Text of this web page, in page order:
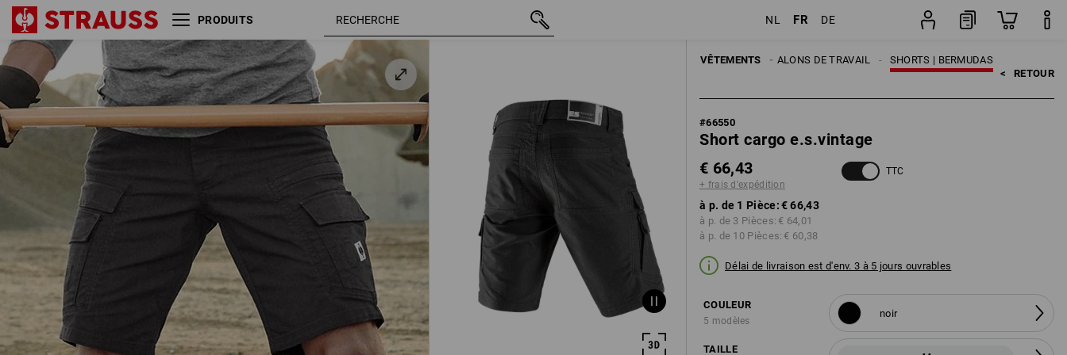
PRODUITS NL FR DE
VÊTEMENTS SHORTS | BERMUDAS
PANTALONS DE TRAVAIL
HOMMES
< RETOUR
#66550
Short cargo e.s.vintage
€ 66,43
+ frais d'expédition
TTC
à p. de 1 Pièce:€ 66,43
à p. de 3 Pièces: € 64,01
à p. de 10 Pièces: € 60,38
Délai de livraison est d'env. 3 à 5 jours ouvrables
COULEUR
5 modèles
noir
TAILLE
Short cargo e.s.vintage noir 44 € 66,43